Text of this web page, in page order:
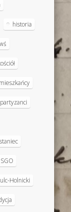
historia
mieszkańcy
partyzanci
SGO
Holnicki